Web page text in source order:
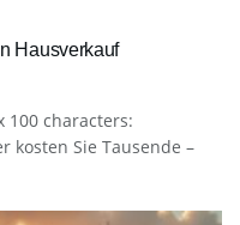
Hausverkauf
100 characters:
kosten Sie Tausende –